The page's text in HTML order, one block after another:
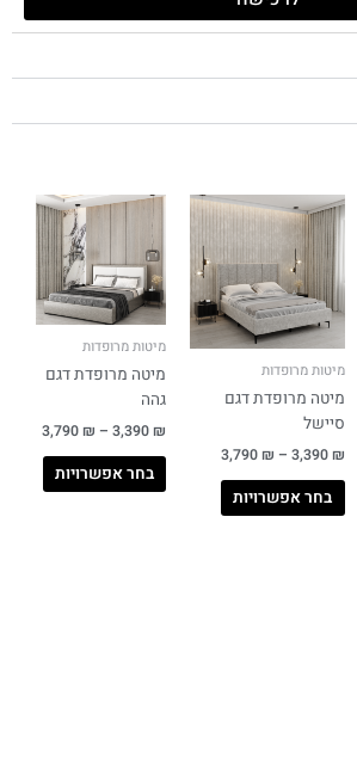
מיטות מרופדות
מיטה מרופדת דגם
סיישל
3,390₪
–
3,790₪
בחר אפשרויות
מיטות מרופדות
מיטה מרופדת דגם
גהה
3,390₪
–
3,790₪
בחר אפשרויות